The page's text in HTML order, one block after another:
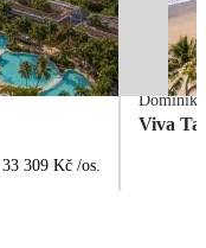
33 309 Kč /os.
Viva